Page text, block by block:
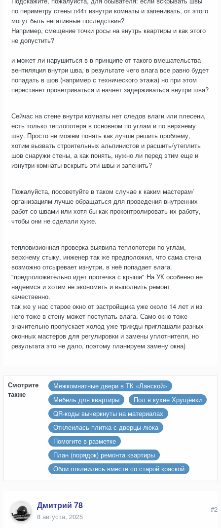
по периметру стены п44т изнутри комнаты и запенивать, от этого
могут быть негативные последствия?
Например, смещение точки росы на внутрь квартиры и как этого
не допустить?
и может ли нарушиться в в принципе от такого вмешательства
вентиляция внутри шва, в результате чего влага все равно будет
попадать в шов (например с технического этажа) но при этом
перестанет проветриваться и начнет задерживаться внутри шва?
Сейчас на стене внутри комнаты нет следов влаги или плесени,
есть только теплопотеря в основном по углам и по верхнему
шву. Просто не можем понять как лучше решить проблему,
хотим вызвать строительных альпинистов и расшить/утеплить
шов снаружи стены, а как понять, нужно ли перед этим еще и
изнутри комнаты вскрыть эти швы и запенить?
Пожалуйста, посоветуйте в таком случае к каким мастерам/
организациям лучше обращаться для проведения внутренних
работ со швами или хотя бы как проконтролировать их работу,
чтобы они не сделали хуже.
тепловизионная проверка выявила теплопотери по углам,
верхнему стыку, инженер так же предположил, что сама стена
возможно отсыревает изнутри, в неё попадает влага.
"предположительно идет протечка с крыши" На УК особенно не
надеемся и хотим не экономить и выполнить ремонт
качественно.
так же у нас старое окно от застройщика уже около 14 лет и из
него тоже в стену может поступать влага. Само окно тоже
значительно пропускает холод уже трижды приглашали разных
оконных мастеров для регулировки и замены уплотнителя, но
результата это не дало, поэтому планируем замену окна)
Смотрите
также
Межкомнатные двери в ТК «Ланской»
Мебель для квартиры
Пол в кухне Хрущёвки
QR-коды вычеркнуты на материалах
Отклеилась плитка с дверцы люка
Помогите в разметке
План (порядок) ремонта квартиры
Обои отклеились вместе со старой краской
Дмитрий 78
8 августа, 2025
#2